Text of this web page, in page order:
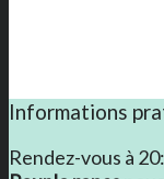
Informations
Rendez-vous à